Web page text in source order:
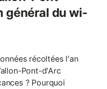
général du wi-
récoltées l'an
Pont-d'Arc
? Pourquoi